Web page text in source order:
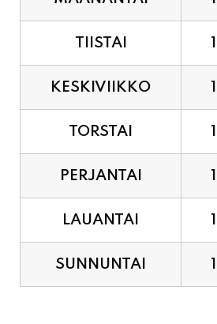
TIISTAI
KESKIVIIKKO
TORSTAI
PERJANTAI
LAUANTAI
SUNNUNTAI